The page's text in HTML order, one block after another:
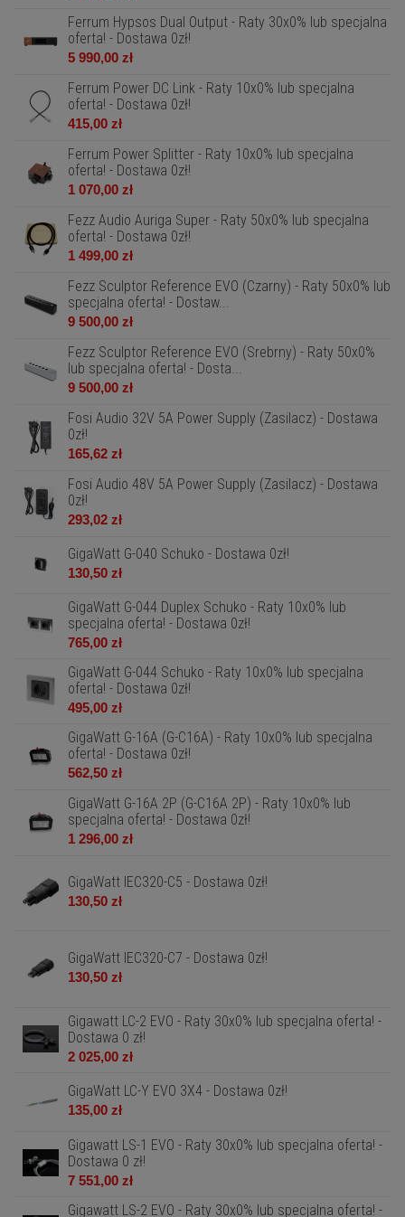
Ferrum Hypsos Dual Output - Raty 30x0% lub specjalna
oferta! - Dostawa 0zł!
5 990,00 zł
Ferrum Power DC Link - Raty 10x0% lub specjalna
oferta! - Dostawa 0zł!
415,00 zł
Ferrum Power Splitter - Raty 10x0% lub specjalna
oferta! - Dostawa 0zł!
1 070,00 zł
Fezz Audio Auriga Super - Raty 50x0% lub specjalna
oferta! - Dostawa 0zł!
1 499,00 zł
Fezz Sculptor Reference EVO (Czarny) - Raty 50x0% lub
specjalna oferta! - Dostaw...
9 500,00 zł
Fezz Sculptor Reference EVO (Srebrny) - Raty 50x0%
lub specjalna oferta! - Dosta...
9 500,00 zł
Fosi Audio 32V 5A Power Supply (Zasilacz) - Dostawa
0zł!
165,62 zł
Fosi Audio 48V 5A Power Supply (Zasilacz) - Dostawa
0zł!
293,02 zł
GigaWatt G-040 Schuko - Dostawa 0zł!
130,50 zł
GigaWatt G-044 Duplex Schuko - Raty 10x0% lub
specjalna oferta! - Dostawa 0zł!
765,00 zł
GigaWatt G-044 Schuko - Raty 10x0% lub specjalna
oferta! - Dostawa 0zł!
495,00 zł
GigaWatt G-16A (G-C16A) - Raty 10x0% lub specjalna
oferta! - Dostawa 0zł!
562,50 zł
GigaWatt G-16A 2P (G-C16A 2P) - Raty 10x0% lub
specjalna oferta! - Dostawa 0zł!
1 296,00 zł
GigaWatt IEC320-C5 - Dostawa 0zł!
130,50 zł
GigaWatt IEC320-C7 - Dostawa 0zł!
130,50 zł
Gigawatt LC-2 EVO - Raty 30x0% lub specjalna oferta! -
Dostawa 0 zł!
2 025,00 zł
GigaWatt LC-Y EVO 3X4 - Dostawa 0zł!
135,00 zł
Gigawatt LS-1 EVO - Raty 30x0% lub specjalna oferta! -
Dostawa 0 zł!
7 551,00 zł
Gigawatt LS-2 EVO - Raty 30x0% lub specjalna oferta! -